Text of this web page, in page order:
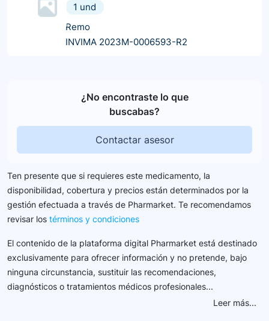
1 und
Remo
INVIMA 2023M-0006593-R2
¿No encontraste lo que
buscabas?
Contactar asesor
Ten presente que si requieres este medicamento, la
disponibilidad, cobertura y precios están determinados por la
gestión efectuada a través de Pharmarket. Te recomendamos
revisar los términos y condiciones
El contenido de la plataforma digital Pharmarket está destinado
exclusivamente para ofrecer información y no pretende, bajo
ninguna circunstancia, sustituir las recomendaciones,
diagnósticos o tratamientos médicos profesionales...
Leer más...